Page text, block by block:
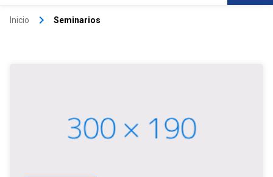
Inicio keyboard_arrow_right Seminarios